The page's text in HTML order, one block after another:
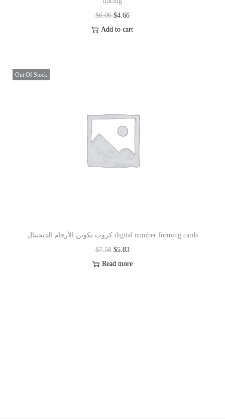
$6.06 $4.66
Add to cart
Out Of Stock
كروت تكوين الأرقام الديجيتال digital number forming cards
$7.58 $5.83
Read more